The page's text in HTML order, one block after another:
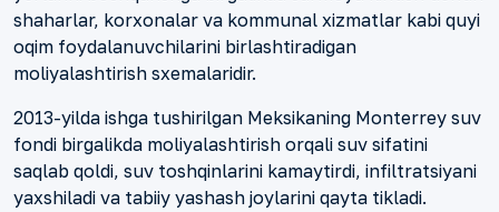
shaharlar, korxonalar va kommunal xizmatlar kabi quyi
oqim foydalanuvchilarini birlashtiradigan
moliyalashtirish sxemalaridir.
2013-yilda ishga tushirilgan Meksikaning Monterrey suv
fondi birgalikda moliyalashtirish orqali suv sifatini
saqlab qoldi, suv toshqinlarini kamaytirdi, infiltratsiyani
yaxshiladi va tabiiy yashash joylarini qayta tikladi.